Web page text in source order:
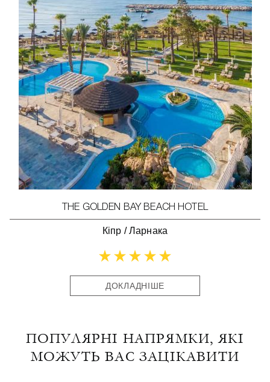
THE GOLDEN BAY BEACH HOTEL
Кіпр /Ларнака
ДОКЛАДНІШЕ
ПОПУЛЯРНІ НАПРЯМКИ, ЯКІ
МОЖУТЬ ВАС ЗАЦІКАВИТИ